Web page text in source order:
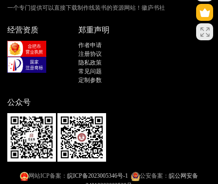
一个专门提供可以直接下载制作线装书的资源网站！徽庐书社
经营资质 郑重声明
作者申请
注册协议
隐私政策
常见问题
定制参数
公众号
网站ICP备案： 皖ICP备2023005346号-1 公安备案： 皖公网安备